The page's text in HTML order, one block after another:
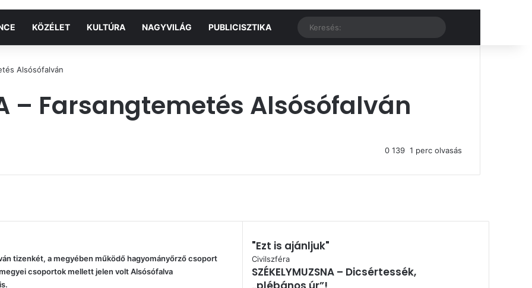
KÖZÉLET KULTÚRA NAGYVILÁG PUBLICISZTIKA Véletlen cikk
Alsósófalván
– Farsangtemetés Alsósófalván
0 139 1 perc olvasás
tizenkét, a megyében működő hagyományőrző csoport
csoportok mellett jelen volt Alsósófalva
"Ezt is ajánljuk"
Bezárás
Civilszféra
SZÉKELYMUZSNA – Dicsértessék,